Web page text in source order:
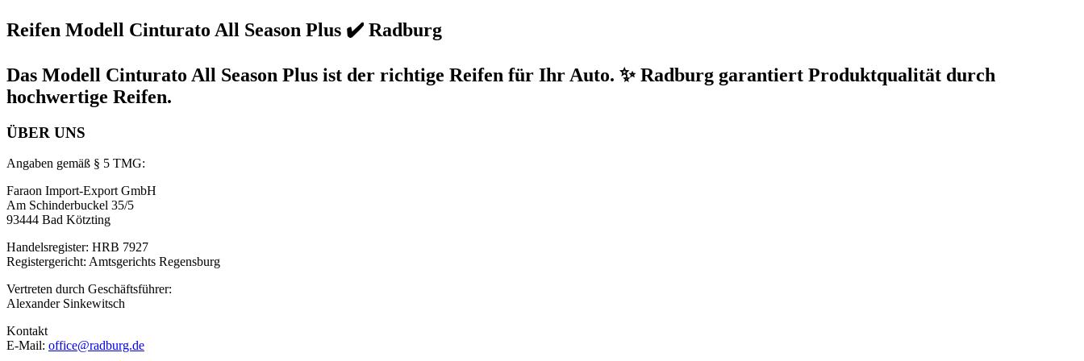
Reifen Modell Cinturato All Season Plus ✔️ Radburg
Das Modell Cinturato All Season Plus ist der richtige Reifen für Ihr Auto. ✨ Radburg garantiert Produktqualität durch
hochwertige Reifen.
ÜBER UNS
Angaben gemäß § 5 TMG:
Faraon Import-Export GmbH
Am Schinderbuckel 35/5
93444 Bad Kötzting
Handelsregister: HRB 7927
Registergericht: Amtsgerichts Regensburg
Vertreten durch Geschäftsführer:
Alexander Sinkewitsch
Kontakt
E-Mail: office@radburg.de